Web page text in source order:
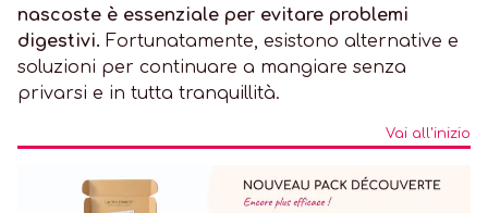
nascoste è essenziale per evitare problemi
digestivi. Fortunatamente, esistono alternative e
soluzioni per continuare a mangiare senza
privarsi e in tutta tranquillità.
Vai all'inizio